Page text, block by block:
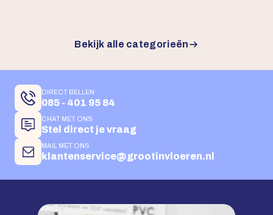
Bekijk alle categorieën
DIRECT BELLEN
085 - 401 95 84
CHAT MET ONS
Stel direct je vraag
MAIL MET ONS
klantenservice@grootinvloeren.nl